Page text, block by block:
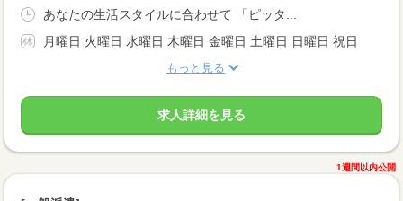
あなたの生活スタイルに合わせて 「ピッタ...
月曜日 火曜日 水曜日 木曜日 金曜日 土曜日 日曜日 祝日
もっと見る
求人詳細を見る
1週間以内公開